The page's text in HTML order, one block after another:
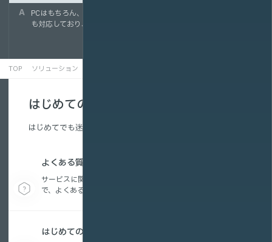
PCはもちろん、スマートフォンやタブレットなどのモバイル端末に
も対応しており、現場や移動中でも手軽に視聴できます。
TOP ソリューション
はじめての方へ
はじめてでも迷わない、配信の基本を解説。
よくある質問
サービスに関する疑問から、動画配信の活用方法ま
で、よくある質問をまとめています。
はじめての動画配信コラム